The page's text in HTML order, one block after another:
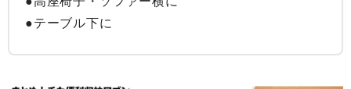
●テーブル下に